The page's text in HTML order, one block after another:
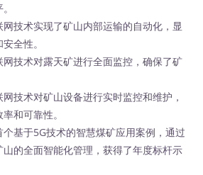
技术实现了矿山内部运输的自动化，显
全性。
技术对露天矿进行全面监控，确保了矿
术对矿山设备进行实时监控和维护，
和可靠性。
基于5G技术的智慧煤矿应用案例，通过
的全面智能化管理，获得了年度标杆示